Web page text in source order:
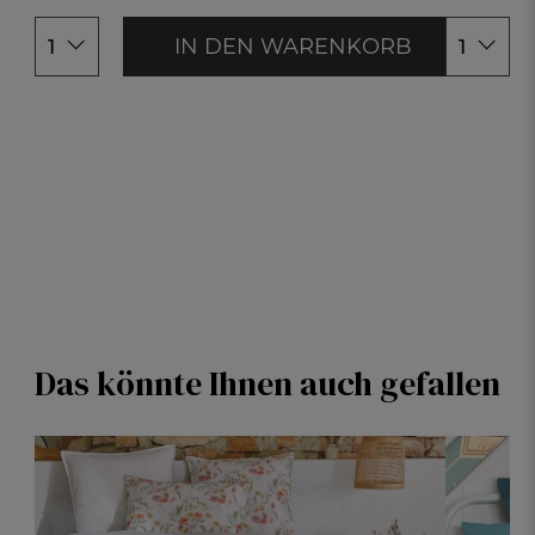
1 IN DEN WARENKORB 1
Das könnte Ihnen auch gefallen